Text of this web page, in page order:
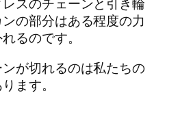
スのチェーンと引き輪
の部分はある程度の力
るのです。
が切れるのは私たちの
ます。